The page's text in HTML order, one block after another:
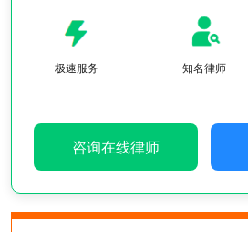
极速服务 知名律师
咨询在线律师